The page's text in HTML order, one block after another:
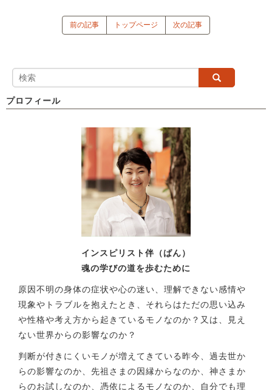
前の記事 トップページ 次の記事
プロフィール
インスピリスト伴（ばん）
魂の学びの道を歩むために
原因不明の身体の症状や心の迷い、理解できない感情や
現象やトラブルを抱えたとき、それらはただの思い込み
や性格や考え方から起きているモノなのか？又は、見え
ない世界からの影響なのか？
判断が付きにくいモノが増えてきている昨今、過去世か
らの影響なのか、先祖さまの因縁からなのか、神さまか
らのお試しなのか、憑依によるモノなのか、自分でも理